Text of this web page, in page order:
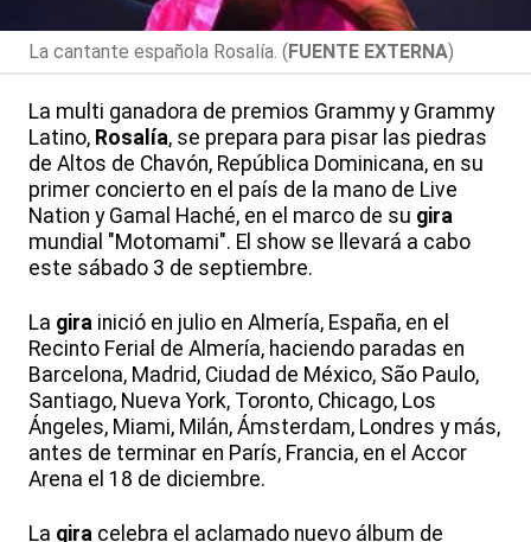
La cantante española Rosalía. (FUENTE EXTERNA)
La multi ganadora de premios Grammy y Grammy
Latino, Rosalía, se prepara para pisar las piedras
de Altos de Chavón, República Dominicana, en su
primer concierto en el país de la mano de Live
Nation y Gamal Haché, en el marco de su gira
mundial "Motomami". El show se llevará a cabo
este sábado 3 de septiembre.
La gira inició en julio en Almería, España, en el
Recinto Ferial de Almería, haciendo paradas en
Barcelona, Madrid, Ciudad de México, São Paulo,
Santiago, Nueva York, Toronto, Chicago, Los
Ángeles, Miami, Milán, Ámsterdam, Londres y más,
antes de terminar en París, Francia, en el Accor
Arena el 18 de diciembre.
La gira celebra el aclamado nuevo álbum de